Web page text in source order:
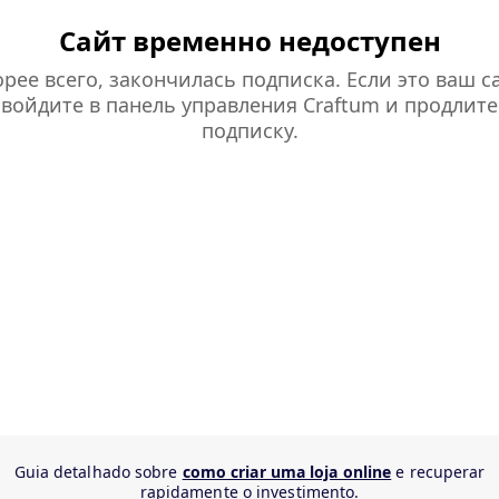
Сайт временно недоступен
всего, закончилась подписка. Если это ваш
войдите в панель управления Craftum и продлите
подписку.
Guia detalhado sobre como criar uma loja online e recuperar
rapidamente o investimento.